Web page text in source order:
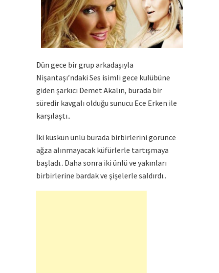
Dün gece bir grup arkadaşıyla
Nişantaşı’ndaki Ses isimli gece kulübüne
giden şarkıcı Demet Akalın, burada bir
süredir kavgalı olduğu sunucu Ece Erken ile
karşılaştı..
İki küskün ünlü burada birbirlerini görünce
ağza alınmayacak küfürlerle tartışmaya
başladı.. Daha sonra iki ünlü ve yakınları
birbirlerine bardak ve şişelerle saldırdı..